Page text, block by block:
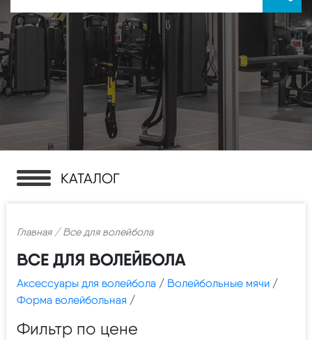
КАТАЛОГ
Главная/ Все для волейбола
ВСЕ ДЛЯ ВОЛЕЙБОЛА
Аксессуары для волейбола / Волейбольные мячи /
Форма волейбольная /
Фильтр по цене